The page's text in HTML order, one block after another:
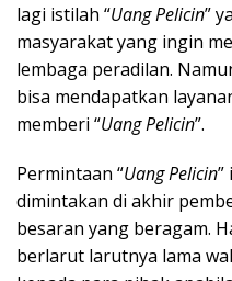
lagi istilah “Uang Pelicin”
masyarakat yang ingin
lembaga peradilan.
bisa mendapatkan
memberi “Uang Pelicin”.
Permintaan “Uang Pelicin”
dimintakan di akhir
besaran yang beragam.
berlarut larutnya lama